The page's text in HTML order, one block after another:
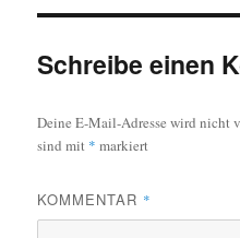
Schreibe einen
Deine E-Mail-Adresse wird nicht
sind mit * markiert
KOMMENTAR *